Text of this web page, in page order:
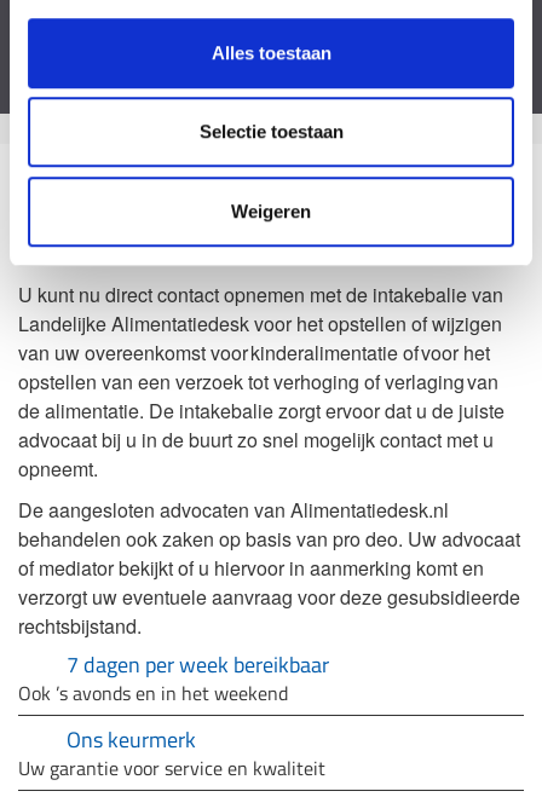
Alles toestaan
Selectie toestaan
Weigeren
algemene voorwaarden
Zo kan het dus ook
Waarom Landelijke Alimentatiedesk?
U kunt nu direct contact opnemen met de intakebalie van
Landelijke Alimentatiedesk voor het opstellen of wijzigen
van uw overeenkomst voor kinderalimentatie of voor het
opstellen van een verzoek tot verhoging of verlaging van
de alimentatie. De intakebalie zorgt ervoor dat u de juiste
advocaat bij u in de buurt zo snel mogelijk contact met u
opneemt.
De aangesloten advocaten van Alimentatiedesk.nl
behandelen ook zaken op basis van pro deo. Uw advocaat
of mediator bekijkt of u hiervoor in aanmerking komt en
verzorgt uw eventuele aanvraag voor deze gesubsidieerde
rechtsbijstand.
7 dagen per week bereikbaar
Ook ’s avonds en in het weekend
Ons keurmerk
Uw garantie voor service en kwaliteit